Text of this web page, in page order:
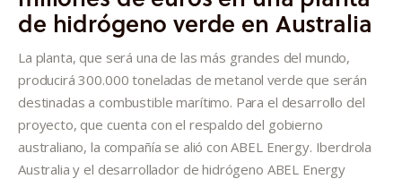
Informes
Quiénes somos
de hidrógeno verde en Australia
La planta, que será una de las más grandes del mundo,
producirá 300.000 toneladas de metanol verde que serán
destinadas a combustible marítimo. Para el desarrollo del
proyecto, que cuenta con el respaldo del gobierno
australiano, la compañía se alió con ABEL Energy. Iberdrola
Australia y el desarrollador de hidrógeno ABEL Energy